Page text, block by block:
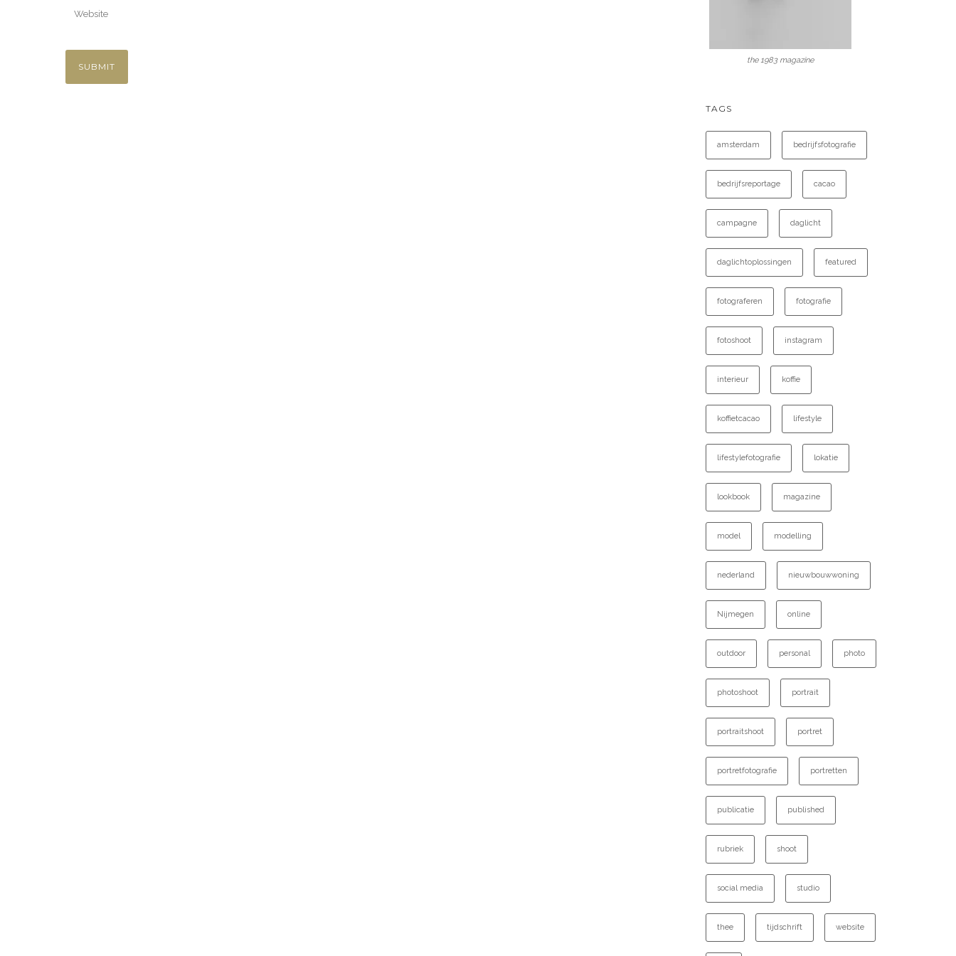
the 1983 magazine
TAGS
amsterdam bedrijfsfotografie
bedrijfsreportage cacao
campagne daglicht
daglichtoplossingen featured
fotograferen fotografie
fotoshoot instagram
interieur koffie
koffietcacao lifestyle
lifestylefotografie lokatie
lookbook magazine
model modelling
nederland nieuwbouwwoning
Nijmegen online
outdoor personal photo
photoshoot portrait
portraitshoot portret
portretfotografie portretten
publicatie published
rubriek shoot
social media studio
thee tijdschrift website